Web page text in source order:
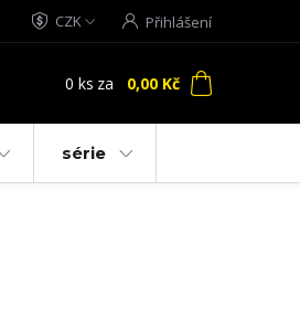
CZK Přihlášení
0 ks za 0,00 Kč
série